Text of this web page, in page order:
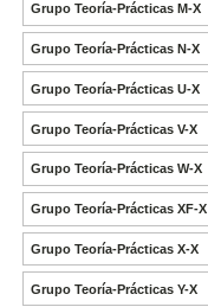
Grupo Teoría-Prácticas M-X
Grupo Teoría-Prácticas N-X
Grupo Teoría-Prácticas U-X
Grupo Teoría-Prácticas V-X
Grupo Teoría-Prácticas W-X
Grupo Teoría-Prácticas XF-X
Grupo Teoría-Prácticas X-X
Grupo Teoría-Prácticas Y-X